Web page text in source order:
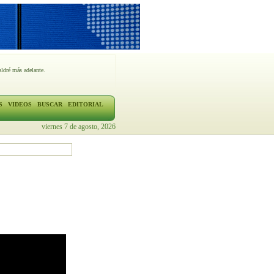
más adelante.
VIDEOS BUSCAR
EDITORIAL
viernes 7 de agosto, 2026